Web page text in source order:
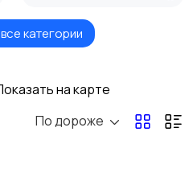
Автобусы и грузовики
Водный транспорт
категории
на карте
По дороже